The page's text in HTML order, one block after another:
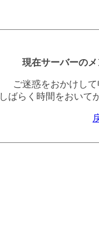
現在サーバーのメ
ご迷惑をおかけして
しばらく時間をおいて